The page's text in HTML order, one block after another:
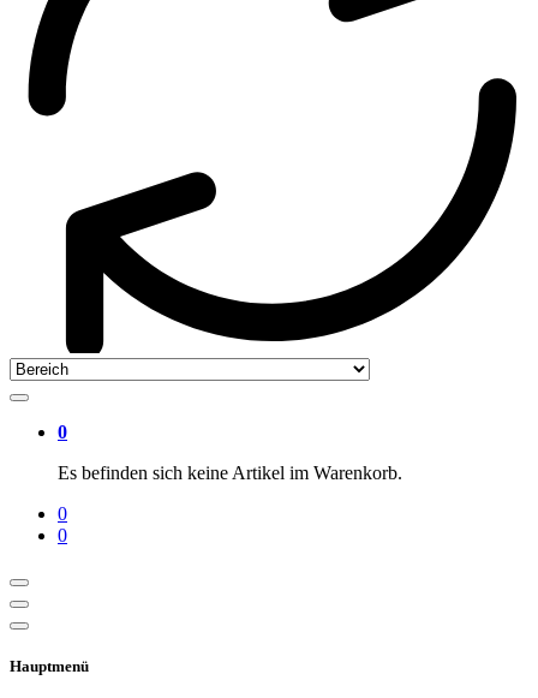
0
Es befinden sich keine Artikel im Warenkorb.
0
0
Hauptmenü